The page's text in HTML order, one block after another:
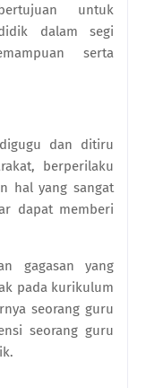
untuk
dalam segi
serta
dan ditiru
berperilaku
hal yang sangat
dapat memberi
gagasan yang
pada kurikulum
seorang guru
seorang guru